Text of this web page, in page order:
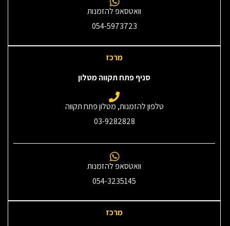
וואטסאפ להזמנות
054-5973723
מרכז
סניף פתח תקווה מטלון
טלפון להזמנות, מטלון פתח תקווה
03-9282828
וואטסאפ להזמנות
054-3235145‎
מרכז